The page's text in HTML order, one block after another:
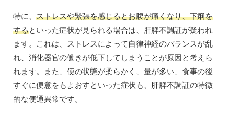
特に、 ストレスや緊張を感じるとお腹が痛くなり、下痢を
するといった症状が見られる場合は、肝脾不調証が疑われ
ます。これは、ストレスによって自律神経のバランスが乱
れ、消化器官の働きが低下してしまうことが原因と考えら
れます。また、便の状態が柔らかく、量が多い、食事の後
すぐに便意をもよおすといった症状も、肝脾不調証の特徴
的な便通異常です。